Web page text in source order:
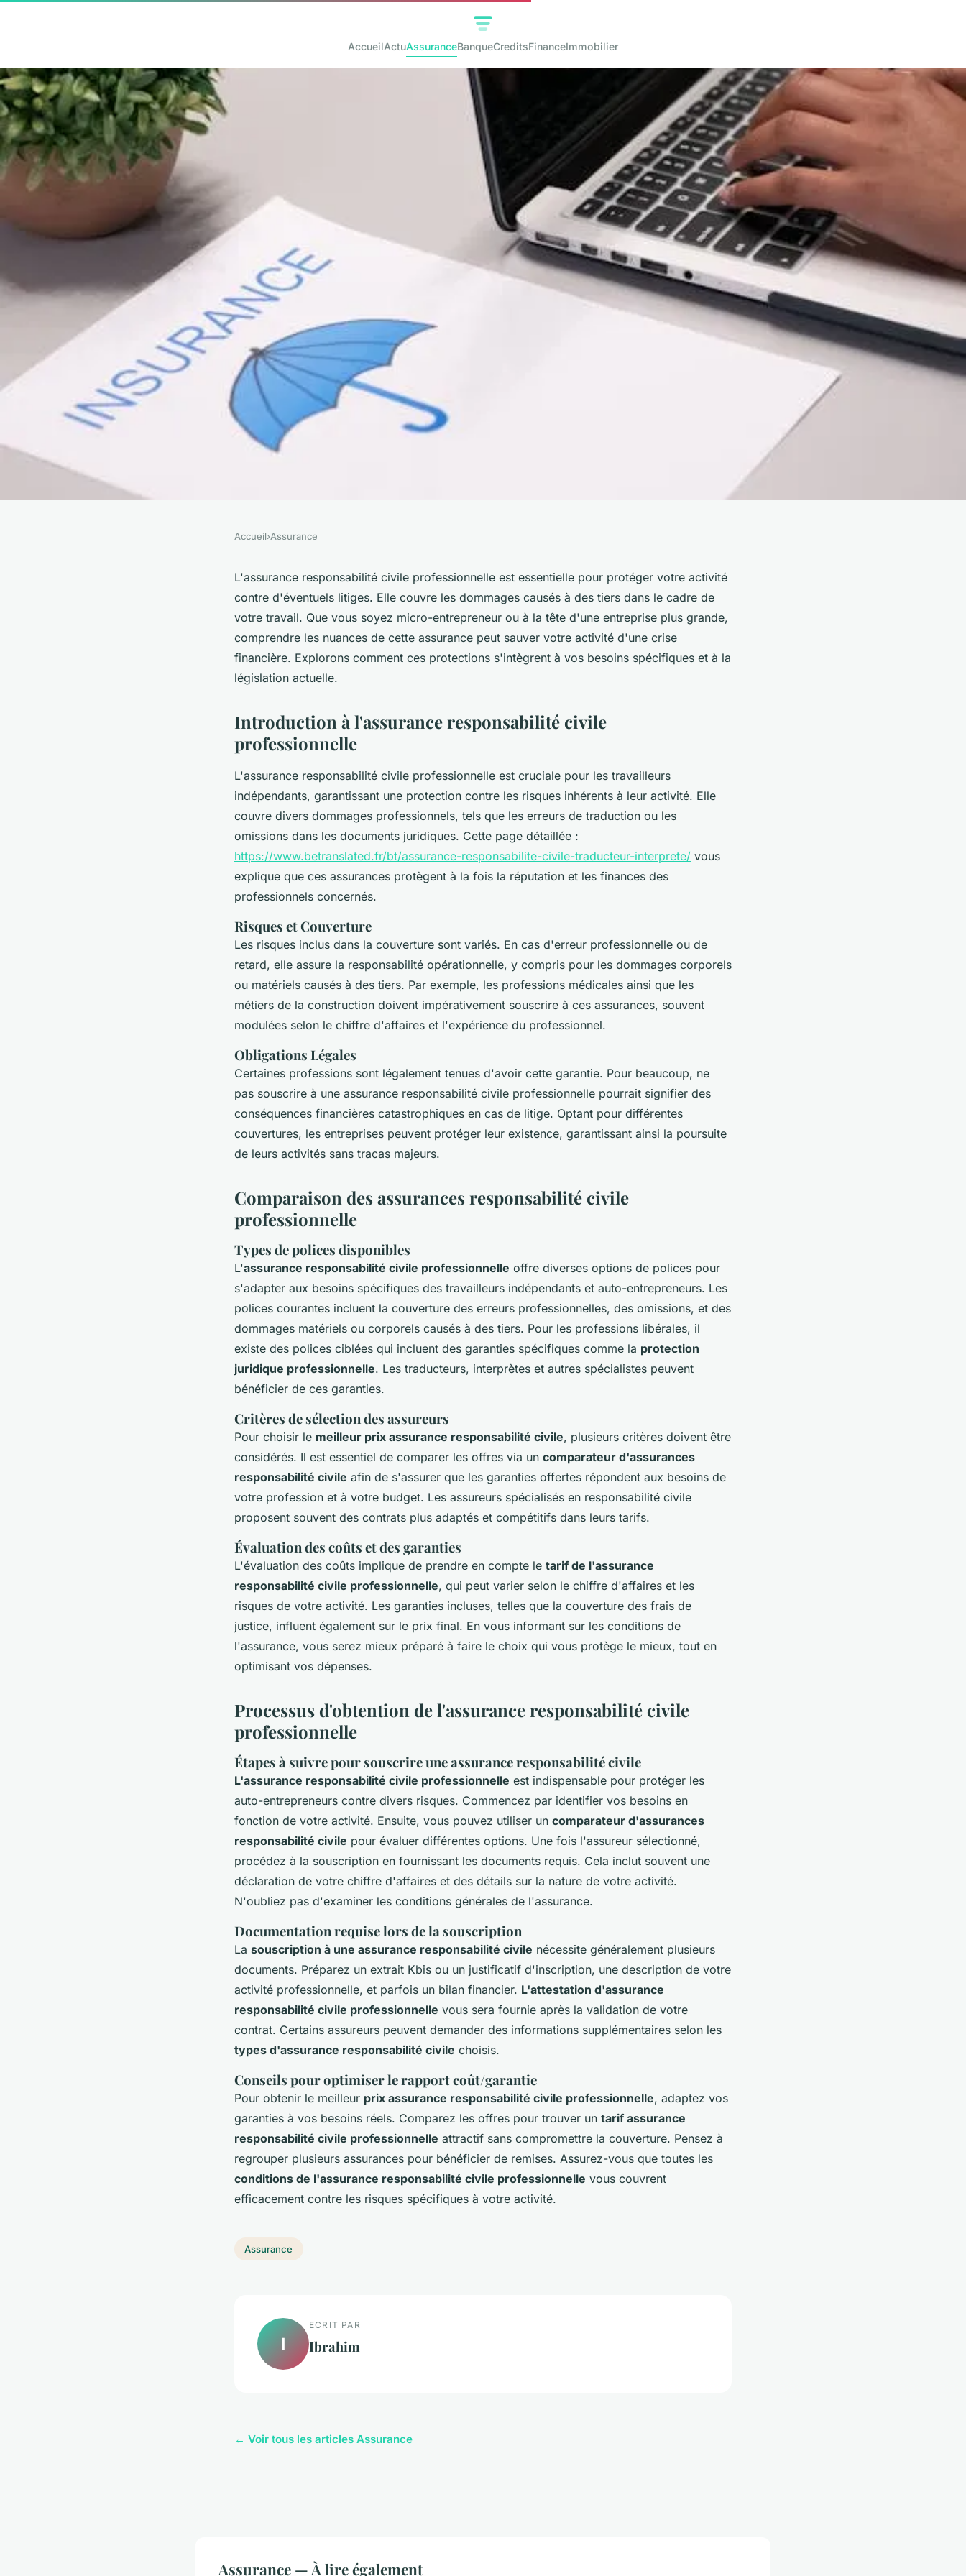
AccueilActuAssuranceBanqueCreditsFinanceImmobilier
Protégez votre activité avec l'assurance
responsabilité civile professionnelle
Accueil›Assurance
L'assurance responsabilité civile professionnelle est essentielle pour protéger votre activité
contre d'éventuels litiges. Elle couvre les dommages causés à des tiers dans le cadre de
votre travail. Que vous soyez micro-entrepreneur ou à la tête d'une entreprise plus grande,
comprendre les nuances de cette assurance peut sauver votre activité d'une crise
financière. Explorons comment ces protections s'intègrent à vos besoins spécifiques et à la
législation actuelle.
Introduction à l'assurance responsabilité civile
professionnelle
L'assurance responsabilité civile professionnelle est cruciale pour les travailleurs
indépendants, garantissant une protection contre les risques inhérents à leur activité. Elle
couvre divers dommages professionnels, tels que les erreurs de traduction ou les
omissions dans les documents juridiques. Cette page détaillée :
https://www.betranslated.fr/bt/assurance-responsabilite-civile-traducteur-interprete/ vous
explique que ces assurances protègent à la fois la réputation et les finances des
professionnels concernés.
Risques et Couverture
Les risques inclus dans la couverture sont variés. En cas d'erreur professionnelle ou de
retard, elle assure la responsabilité opérationnelle, y compris pour les dommages corporels
ou matériels causés à des tiers. Par exemple, les professions médicales ainsi que les
métiers de la construction doivent impérativement souscrire à ces assurances, souvent
modulées selon le chiffre d'affaires et l'expérience du professionnel.
Obligations Légales
Certaines professions sont légalement tenues d'avoir cette garantie. Pour beaucoup, ne
pas souscrire à une assurance responsabilité civile professionnelle pourrait signifier des
conséquences financières catastrophiques en cas de litige. Optant pour différentes
couvertures, les entreprises peuvent protéger leur existence, garantissant ainsi la poursuite
de leurs activités sans tracas majeurs.
Comparaison des assurances responsabilité civile
professionnelle
Types de polices disponibles
L'assurance responsabilité civile professionnelle offre diverses options de polices pour
s'adapter aux besoins spécifiques des travailleurs indépendants et auto-entrepreneurs. Les
polices courantes incluent la couverture des erreurs professionnelles, des omissions, et des
dommages matériels ou corporels causés à des tiers. Pour les professions libérales, il
existe des polices ciblées qui incluent des garanties spécifiques comme la protection
juridique professionnelle. Les traducteurs, interprètes et autres spécialistes peuvent
bénéficier de ces garanties.
Critères de sélection des assureurs
Pour choisir le meilleur prix assurance responsabilité civile, plusieurs critères doivent être
considérés. Il est essentiel de comparer les offres via un comparateur d'assurances
responsabilité civile afin de s'assurer que les garanties offertes répondent aux besoins de
votre profession et à votre budget. Les assureurs spécialisés en responsabilité civile
proposent souvent des contrats plus adaptés et compétitifs dans leurs tarifs.
Évaluation des coûts et des garanties
L'évaluation des coûts implique de prendre en compte le tarif de l'assurance
responsabilité civile professionnelle, qui peut varier selon le chiffre d'affaires et les
risques de votre activité. Les garanties incluses, telles que la couverture des frais de
justice, influent également sur le prix final. En vous informant sur les conditions de
l'assurance, vous serez mieux préparé à faire le choix qui vous protège le mieux, tout en
optimisant vos dépenses.
Processus d'obtention de l'assurance responsabilité civile
professionnelle
Étapes à suivre pour souscrire une assurance responsabilité civile
L'assurance responsabilité civile professionnelle est indispensable pour protéger les
auto-entrepreneurs contre divers risques. Commencez par identifier vos besoins en
fonction de votre activité. Ensuite, vous pouvez utiliser un comparateur d'assurances
responsabilité civile pour évaluer différentes options. Une fois l'assureur sélectionné,
procédez à la souscription en fournissant les documents requis. Cela inclut souvent une
déclaration de votre chiffre d'affaires et des détails sur la nature de votre activité.
N'oubliez pas d'examiner les conditions générales de l'assurance.
Documentation requise lors de la souscription
La souscription à une assurance responsabilité civile nécessite généralement plusieurs
documents. Préparez un extrait Kbis ou un justificatif d'inscription, une description de votre
activité professionnelle, et parfois un bilan financier. L'attestation d'assurance
responsabilité civile professionnelle vous sera fournie après la validation de votre
contrat. Certains assureurs peuvent demander des informations supplémentaires selon les
types d'assurance responsabilité civile choisis.
Conseils pour optimiser le rapport coût/garantie
Pour obtenir le meilleur prix assurance responsabilité civile professionnelle, adaptez vos
garanties à vos besoins réels. Comparez les offres pour trouver un tarif assurance
responsabilité civile professionnelle attractif sans compromettre la couverture. Pensez à
regrouper plusieurs assurances pour bénéficier de remises. Assurez-vous que toutes les
conditions de l'assurance responsabilité civile professionnelle vous couvrent
efficacement contre les risques spécifiques à votre activité.
Assurance
I
ECRIT PAR
Ibrahim
← Voir tous les articles Assurance
Assurance — À lire également